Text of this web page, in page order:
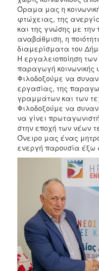
Όραμα μας η
φτώχειας, της
και της γνώσης με την
αναβάθμιση, η
διαμερίσματα του
Η εργαλειοποίηση
παραγωγή κοινωνικής
Φιλοδοξούμε να
εργασίας, της
γραμμάτων και των
Φιλοδοξούμε να
να γίνει
στην εποχή των νέων
Όνειρο μας ένας
ενεργή παρουσία έξω